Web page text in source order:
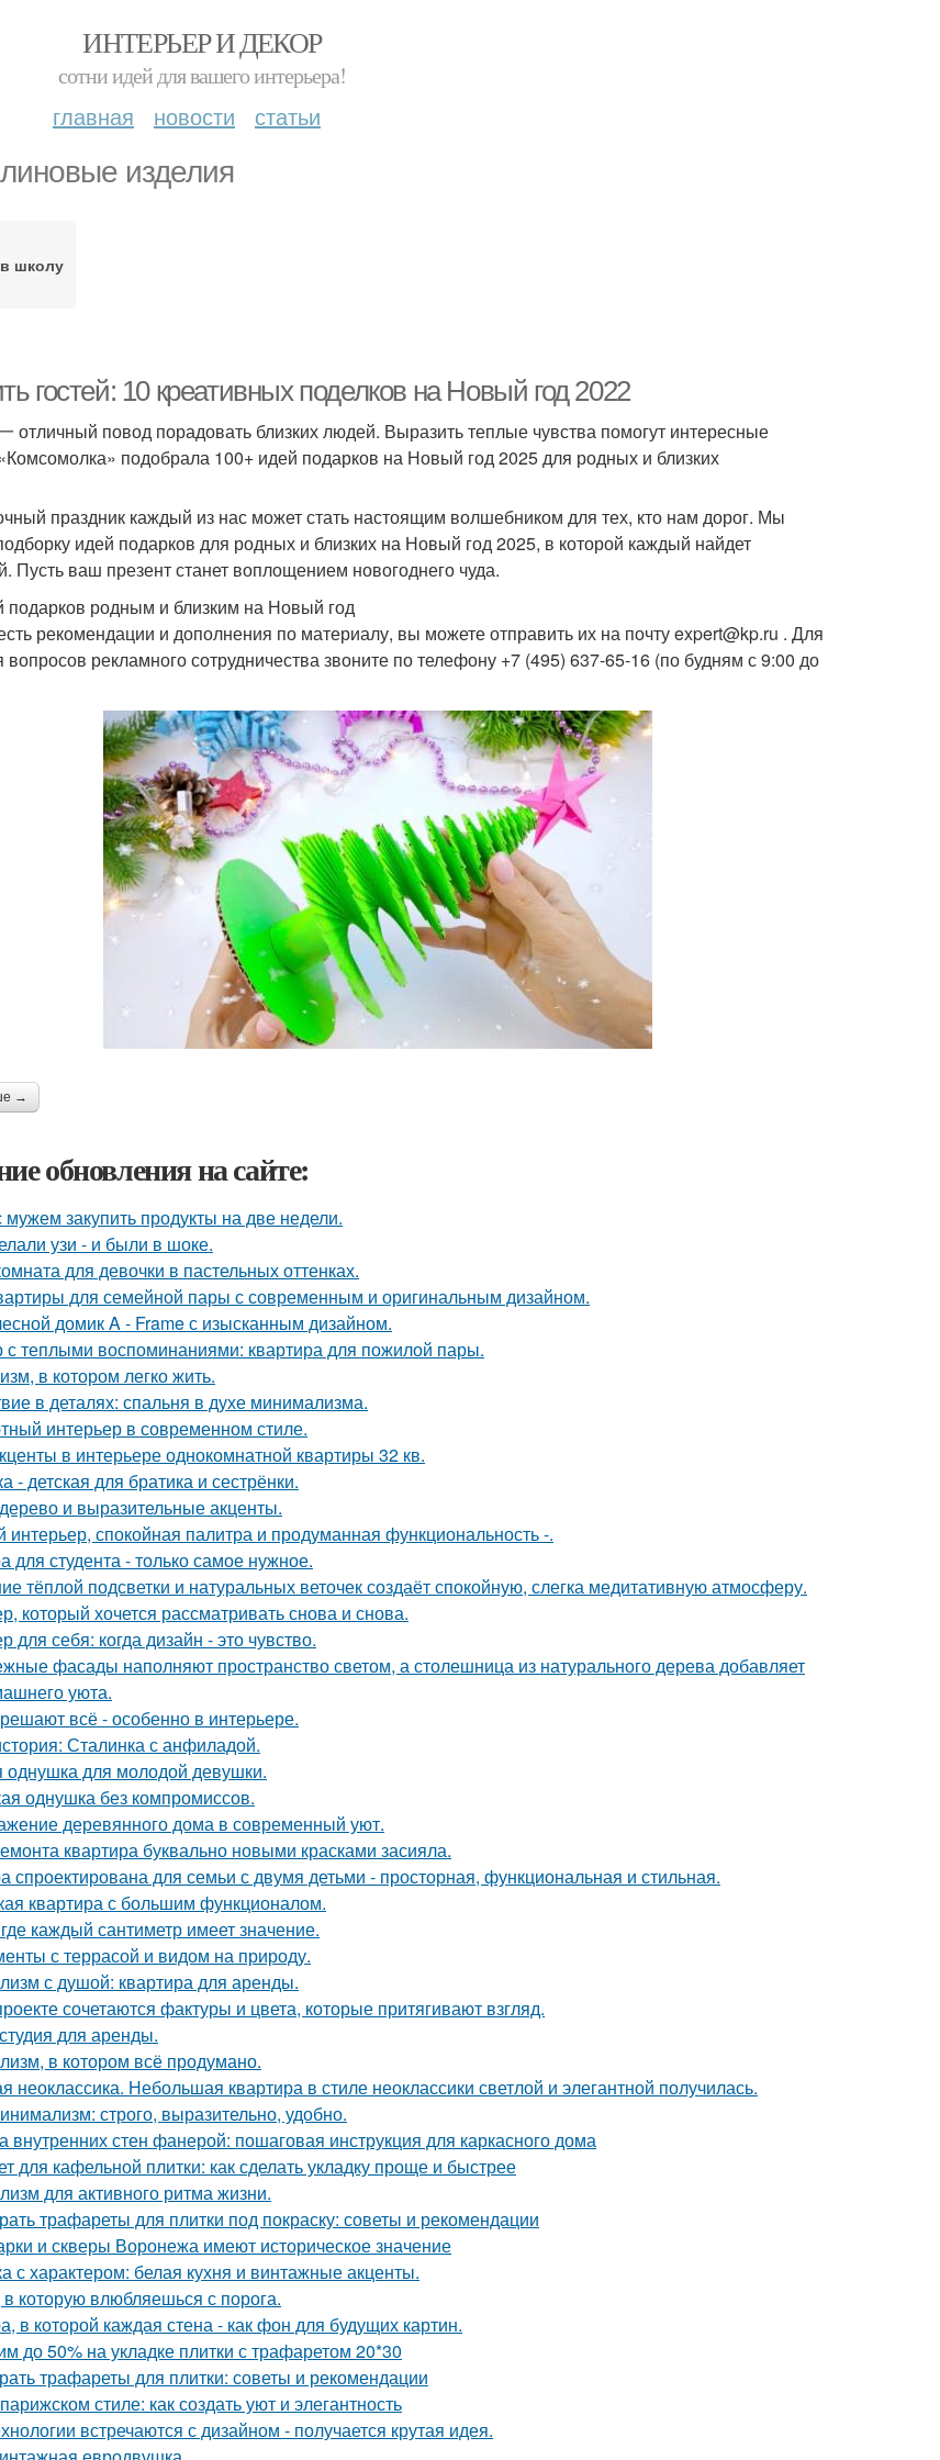
ИНТЕРЬЕР И ДЕКОР
сотни идей для вашего интерьера!
главная новости статьи
изделия
школу
гостей: 10 креативных поделков на Новый год 2022
отличный повод порадовать близких людей. Выразить теплые чувства помогут интересные
подобрала 100+ идей подарков на Новый год 2025 для родных и близких
праздник каждый из нас может стать настоящим волшебником для тех, кто нам дорог. Мы
идей подарков для родных и близких на Новый год 2025, в которой каждый найдет
Пусть ваш презент станет воплощением новогоднего чуда.
подарков родным и близким на Новый год
рекомендации и дополнения по материалу, вы можете отправить их на почту expert@kp.ru . Для
рекламного сотрудничества звоните по телефону +7 (495) 637-65-16 (по будням с 9:00 до
→
обновления на сайте:
закупить продукты на две недели.
узи - и были в шоке.
для девочки в пастельных оттенках.
для семейной пары с современным и оригинальным дизайном.
домик A - Frame с изысканным дизайном.
с теплыми воспоминаниями: квартира для пожилой пары.
в котором легко жить.
в деталях: спальня в духе минимализма.
интерьер в современном стиле.
в интерьере однокомнатной квартиры 32 кв.
- детская для братика и сестрёнки.
и выразительные акценты.
интерьер, спокойная палитра и продуманная функциональность -.
для студента - только самое нужное.
тёплой подсветки и натуральных веточек создаёт спокойную, слегка медитативную атмосферу.
который хочется рассматривать снова и снова.
для себя: когда дизайн - это чувство.
фасады наполняют пространство светом, а столешница из натурального дерева добавляет
уюта.
всё - особенно в интерьере.
Сталинка с анфиладой.
однушка для молодой девушки.
однушка без компромиссов.
деревянного дома в современный уют.
квартира буквально новыми красками засияла.
спроектирована для семьи с двумя детьми - просторная, функциональная и стильная.
квартира с большим функционалом.
каждый сантиметр имеет значение.
с террасой и видом на природу.
с душой: квартира для аренды.
сочетаются фактуры и цвета, которые притягивают взгляд.
для аренды.
в котором всё продумано.
неоклассика. Небольшая квартира в стиле неоклассики светлой и элегантной получилась.
строго, выразительно, удобно.
внутренних стен фанерой: пошаговая инструкция для каркасного дома
для кафельной плитки: как сделать укладку проще и быстрее
для активного ритма жизни.
трафареты для плитки под покраску: советы и рекомендации
и скверы Воронежа имеют историческое значение
с характером: белая кухня и винтажные акценты.
которую влюбляешься с порога.
в которой каждая стена - как фон для будущих картин.
до 50% на укладке плитки с трафаретом 20*30
трафареты для плитки: советы и рекомендации
стиле: как создать уют и элегантность
встречаются с дизайном - получается крутая идея.